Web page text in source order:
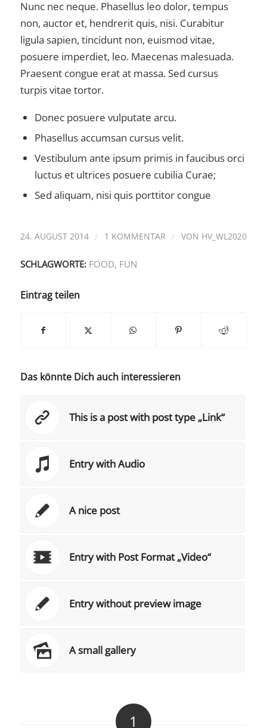
Nunc nec neque. Phasellus leo dolor, tempus
non, auctor et, hendrerit quis, nisi. Curabitur
ligula sapien, tincidunt non, euismod vitae,
posuere imperdiet, leo. Maecenas malesuada.
Praesent congue erat at massa. Sed cursus
turpis vitae tortor.
Donec posuere vulputate arcu.
Phasellus accumsan cursus velit.
Vestibulum ante ipsum primis in faucibus orci
luctus et ultrices posuere cubilia Curae;
Sed aliquam, nisi quis porttitor congue
24. AUGUST 2014 / 1 KOMMENTAR / VON HV_WL2020
SCHLAGWORTE: FOOD, FUN
Eintrag teilen
Das könnte Dich auch interessieren
This is a post with post type „Link“
Entry with Audio
A nice post
Entry with Post Format „Video“
Entry without preview image
A small gallery
1